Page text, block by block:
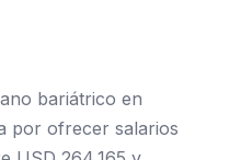
bariátrico en
por ofrecer salarios